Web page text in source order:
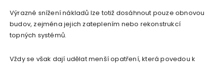
Výrazné snížení nákladů lze totiž dosáhnout pouze obnovou
budov, zejména jejich zateplením nebo rekonstrukcí
topných systémů.
Vždy se však dají udělat menší opatření, která povedou k